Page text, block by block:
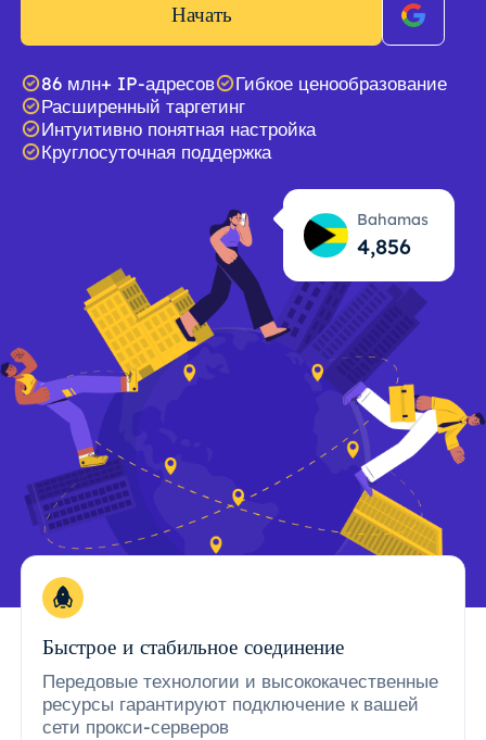
Начать
86 млн+ IP-адресов
Гибкое ценообразование
Расширенный таргетинг
Интуитивно понятная настройка
Круглосуточная поддержка
Bahamas
4,857
Быстрое и стабильное соединение
Передовые технологии и высококачественные
ресурсы гарантируют подключение к вашей
сети прокси-серверов